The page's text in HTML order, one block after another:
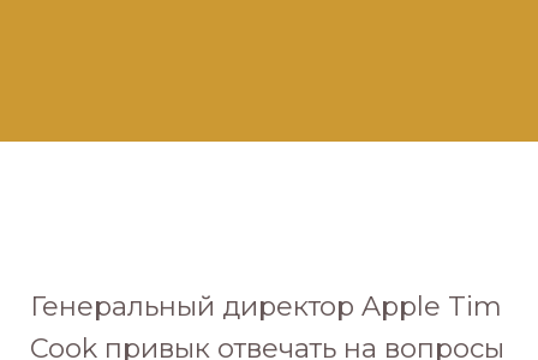
Генеральный директор Apple Tim
Cook привык отвечать на вопросы